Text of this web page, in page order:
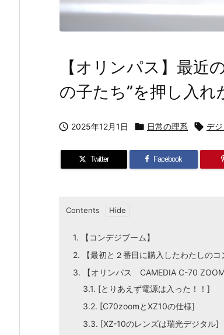
【オリンパス】最近
の子たち”を押し入
 2025年12月1日  日常の理系  デ
Twitter Facebook
Contents
1. 【コンデジブーム】
2. 【最初と２番目に購入したわたしのコ
3. 【オリンパス CAMEDIA C-70
3.1. [とりあえず電源は入った！！]
3.2. [C70zoomとXZ10の仕様]
3.3. [XZ-10のレンズは瑞光デジタル]